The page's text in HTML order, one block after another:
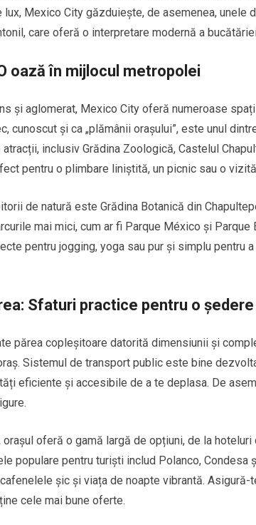
Mexico City găzduiește, de asemenea, unele
care oferă o interpretare modernă a
oază în mijlocul metropolei
și aglomerat, Mexico City oferă numeroase
cunoscut și ca „plămânii orașului”, este unul
inclusiv Grădina Zoologică, Castelul
pentru o plimbare liniștită, un picnic sau o
de natură este Grădina Botanică din
mai mici, cum ar fi Parque México și
pentru jogging, yoga sau pur și simplu pentru
Sfaturi practice pentru o
părea copleșitoare datorită dimensiunii și
Sistemul de transport public este bine
eficiente și accesibile de a te deplasa. De
oferă o gamă largă de opțiuni, de la
populare pentru turiști includ Polanco, Condesa
șic și viața de noapte vibrantă.
cele mai bune oferte.